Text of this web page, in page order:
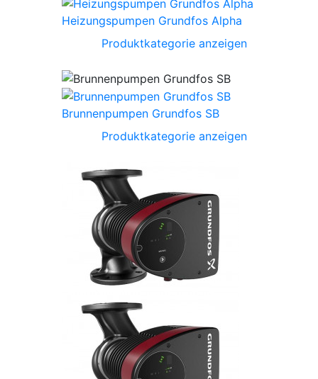
Heizungspumpen Grundfos Alpha
Produktkategorie anzeigen
Brunnenpumpen Grundfos SB
Produktkategorie anzeigen